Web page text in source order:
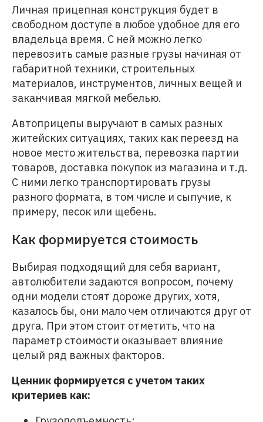
Личная прицепная конструкция будет в
свободном доступе в любое удобное для его
владельца время. С ней можно легко
перевозить самые разные грузы начиная от
габаритной техники, строительных
материалов, инструментов, личных вещей и
заканчивая мягкой мебелью.
Автоприцепы выручают в самых разных
житейских ситуациях, таких как переезд на
новое место жительства, перевозка партии
товаров, доставка покупок из магазина и т.д.
С ними легко транспортировать грузы
разного формата, в том числе и сыпучие, к
примеру, песок или щебень.
Как формируется стоимость
Выбирая подходящий для себя вариант,
автолюбители задаются вопросом, почему
одни модели стоят дороже других, хотя,
казалось бы, они мало чем отличаются друг от
друга. При этом стоит отметить, что на
параметр стоимости оказывает влияние
целый ряд важных факторов.
Ценник формируется с учетом таких
критериев как: